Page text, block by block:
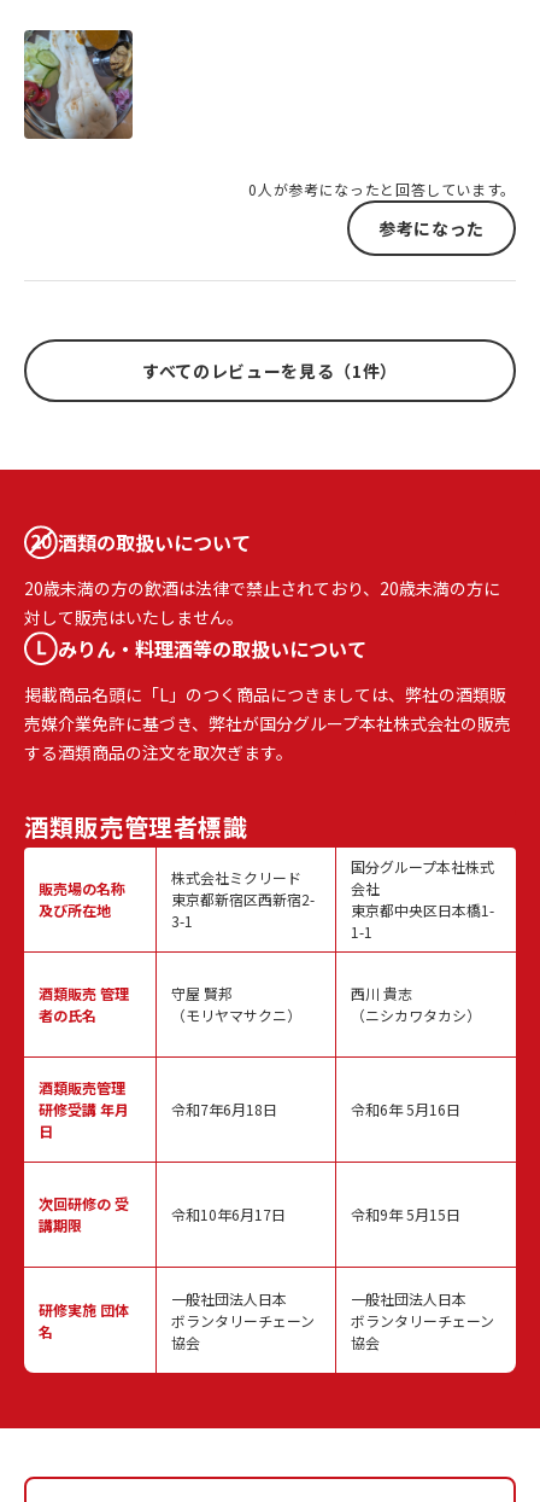
0人が参考になったと回答しています。
参考になった
すべてのレビューを見る（1件）
酒類の取扱いについて
20歳未満の方の飲酒は法律で禁止されており、20歳未満の方に
対して販売はいたしません。
みりん・料理酒等の取扱いについて
掲載商品名頭に「L」のつく商品につきましては、弊社の酒類販
売媒介業免許に基づき、弊社が国分グループ本社株式会社の販売
する酒類商品の注文を取次ぎます。
酒類販売管理者標識
販売場の名称
及び所在地
酒類販売管理
者の氏名
酒類販売管理
研修受講 年月
日
次回研修の受
講期限
研修実施 団体
名
株式会社ミクリード
東京都新宿区西新宿2-
3-1
守屋 賢邦
（モリヤマサクニ）
令和7年6月18日
令和10年6月17日
一般社団法人日本
ボランタリーチェーン
協会
国分グループ本社株式
会社
東京都中央区日本橋1-
1-1
西川 貴志
（ニシカワタカシ）
令和6年 5月16日
令和9年 5月15日
一般社団法人日本
ボランタリーチェーン
協会